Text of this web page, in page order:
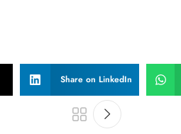
Share on LinkedIn